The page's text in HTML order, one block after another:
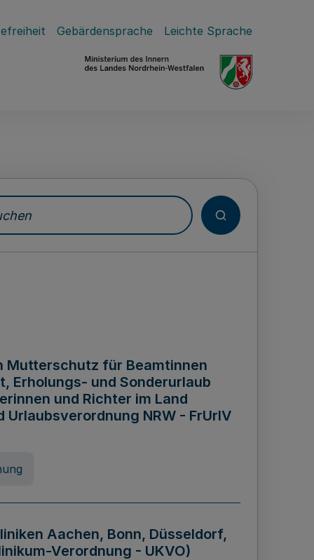
Gebärdensprache Leichte Sprache
Mutterschutz für Beamtinnen
Erholungs- und Sonderurlaub
und Richter im Land
NRW - FrUrlV
Aachen, Bonn, Düsseldorf,
Verordnung - UKVO)